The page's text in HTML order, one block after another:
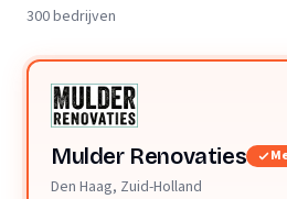
300 bedrijven
Mulder Renovaties
Den Haag, Zuid-Holland